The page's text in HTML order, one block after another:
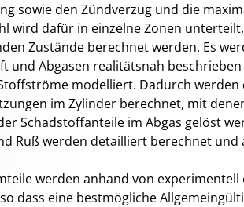
sowie den Zündverzug und die
wird dafür in einzelne Zonen
Zustände berechnet werden. Es
und Abgasen realitätsnah
modelliert. Dadurch
im Zylinder berechnet, mit
Schadstoffanteile im Abgas gelöst
Ruß werden detailliert berechnet und
werden anhand von
dass eine bestmögliche